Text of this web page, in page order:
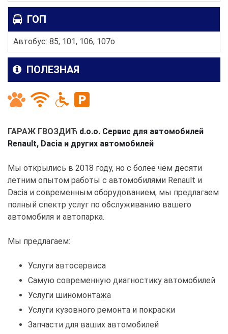
ГОП
Автобус: 85, 101, 106, 107o
ПОЛЕЗНАЯ
ГАРАЖ ГВОЗДИЋ d.o.o. Сервис для автомобилей
Renault, Dacia и других автомобилей
Мы открылись в 2018 году, но с более чем десяти
летним опытом работы с автомобилями Renault и
Dacia и современным оборудованием, мы предлагаем
полный спектр услуг по обслуживанию вашего
автомобиля и автопарка.
Мы предлагаем:
Услуги автосервиса
Самую современную диагностику автомобилей
Услуги шиномонтажа
Услуги кузовного ремонта и покраски
Запчасти для ваших автомобилей